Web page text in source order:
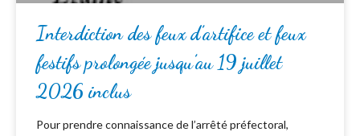
Interdiction des feux d’artifice et feux
festifs prolongée jusqu’au 19 juillet
2026 inclus
Pour prendre connaissance de l’arrêté préfectoral,